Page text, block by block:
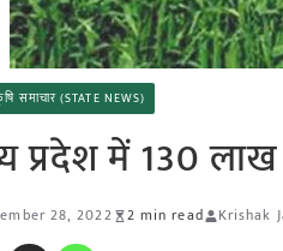
समाचार (STATE NEWS)
प्रदेश में 130
28, 2022 2 min read Krishak